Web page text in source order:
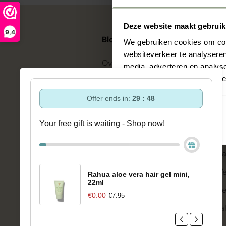
Deze website maakt
We gebruiken cookies om
websiteverkeer te
media, adverteren en
verstrekt of die ze hebben
9,4
Make-up
Welzijn Blooms & Blossoms
Over ons
Ondersteuning en advies via:
088-6063800
ma-vr 08:30 - 16:45 uur
Of via onscontactformulier
Pakket niet ontvangen?Vul dit
Offer ends in:29 : 48
Your free gift is waiting - Shop now!
Rahua aloe vera hair gel mini,
22ml
€0.00 €7.95